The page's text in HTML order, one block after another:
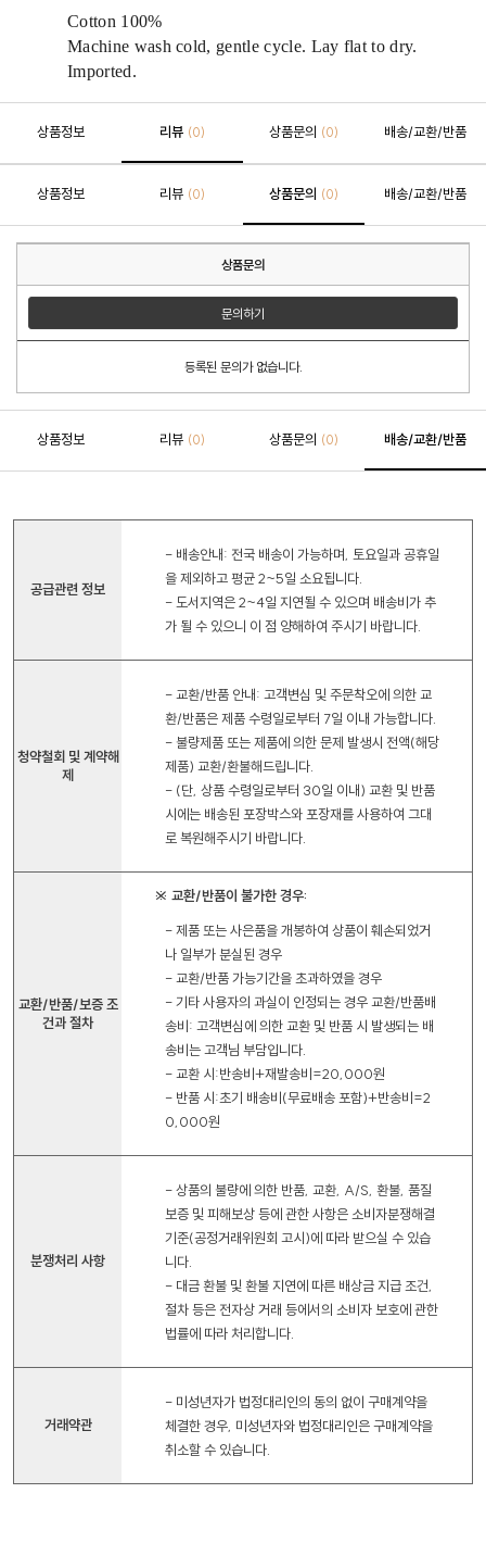
Cotton 100%
Machine wash cold, gentle cycle. Lay flat to dry.
Imported.
상품정보 리뷰 (0) 상품문의 (0) 배송/교환/반품
상품정보 리뷰 (0) 상품문의 (0) 배송/교환/반품
상품문의
문의하기
등록된 문의가 없습니다.
상품정보 리뷰 (0) 상품문의 (0) 배송/교환/반품
공급관련 정보
- 배송안내: 전국 배송이 가능하며, 토요일과 공휴일
을 제외하고 평균 2~5일 소요됩니다.
- 도서지역은 2~4일 지연될 수 있으며 배송비가 추
가 될 수 있으니 이 점 양해하여 주시기 바랍니다.
청약철회 및 계약해
제
- 교환/반품 안내: 고객변심 및 주문착오에 의한 교
환/반품은 제품 수령일로부터 7일 이내 가능합니다.
- 불량제품 또는 제품에 의한 문제 발생시 전액(해당
제품) 교환/환불해드립니다.
- (단, 상품 수령일로부터 30일 이내) 교환 및 반품
시에는 배송된 포장박스와 포장재를 사용하여 그대
로 복원해주시기 바랍니다.
교환/반품/보증 조
건과 절차
※ 교환/반품이 불가한 경우:
- 제품 또는 사은품을 개봉하여 상품이 훼손되었거
나 일부가 분실된 경우
- 교환/반품 가능기간을 초과하였을 경우
- 기타 사용자의 과실이 인정되는 경우 교환/반품배
송비: 고객변심에 의한 교환 및 반품 시 발생되는 배
송비는 고객님 부담입니다.
- 교환 시:반송비+재발송비=20,000원
- 반품 시:초기 배송비(무료배송 포함)+반송비=2
0,000원
분쟁처리 사항
- 상품의 불량에 의한 반품, 교환, A/S, 환불, 품질
보증 및 피해보상 등에 관한 사항은 소비자분쟁해결
기준(공정거래위원회 고시)에 따라 받으실 수 있습
니다.
- 대금 환불 및 환불 지연에 따른 배상금 지급 조건,
절차 등은 전자상 거래 등에서의 소비자 보호에 관한
법률에 따라 처리합니다.
거래약관
- 미성년자가 법정대리인의 동의 없이 구매계약을
체결한 경우, 미성년자와 법정대리인은 구매계약을
취소할 수 있습니다.